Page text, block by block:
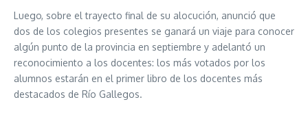
Luego, sobre el trayecto final de su alocución, anunció que
dos de los colegios presentes se ganará un viaje para conocer
algún punto de la provincia en septiembre y adelantó un
reconocimiento a los docentes: los más votados por los
alumnos estarán en el primer libro de los docentes más
destacados de Río Gallegos.